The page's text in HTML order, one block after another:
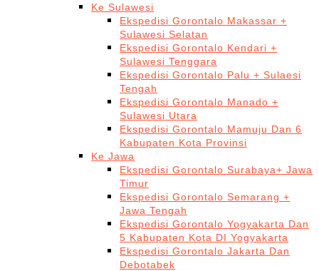
Ke Sulawesi
Ekspedisi Gorontalo Makassar +
Sulawesi Selatan
Ekspedisi Gorontalo Kendari +
Sulawesi Tenggara
Ekspedisi Gorontalo Palu + Sulaesi
Tengah
Ekspedisi Gorontalo Manado +
Sulawesi Utara
Ekspedisi Gorontalo Mamuju Dan 6
Kabupaten Kota Provinsi
Ke Jawa
Ekspedisi Gorontalo Surabaya+ Jawa
Timur
Ekspedisi Gorontalo Semarang +
Jawa Tengah
Ekspedisi Gorontalo Yogyakarta Dan
5 Kabupaten Kota DI Yogyakarta
Ekspedisi Gorontalo Jakarta Dan
Debotabek